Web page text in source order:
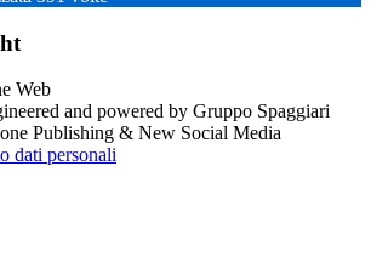
and powered by Gruppo Spaggiari
Publishing & New Social Media
dati personali